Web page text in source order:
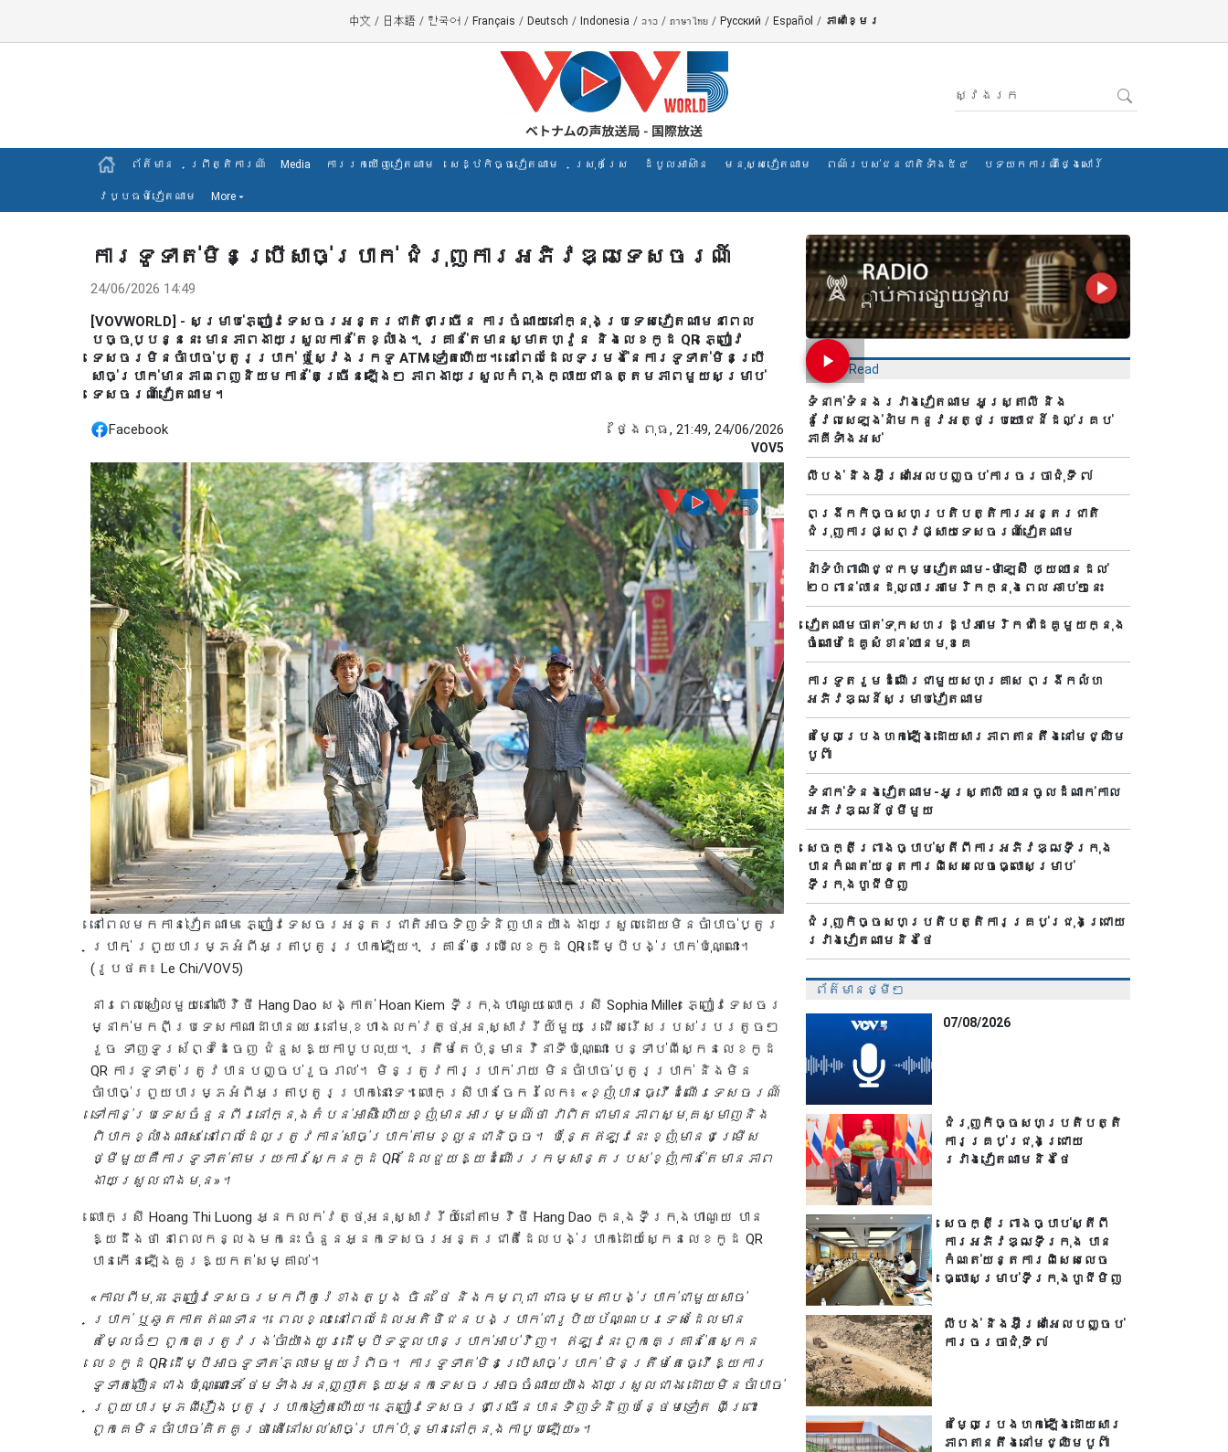
中文 / 日本語 / 한국어 / Français / Deutsch / Indonesia / ລາວ / ภาษาไทย / Русский / Español / ភាសាខ្មែរ
ព័ត៍មាន ព្រឹត្តិការណ៍ Media ការរកឃើញវៀតណាម សេដ្ឋកិច្ចវៀតណាម ស្រុកស្រែ ដំបូលអាស៊ាន មនុស្សវៀតណាម ពណ៌របស់ជនជាតិទាំង៥៤ បទយកការណ៍ថ្ងៃសៅរ៍
វប្បធម៍វៀតណាម More ▾
ការទូទាត់មិនប្រើសាច់ប្រាក់ ជំរុញការអភិវឌ្ឍទេសចរណ៍
24/06/2026 14:49
[VOVWORLD] - សម្រាប់ភ្ញៀវទេសចរអន្តរជាតិជាច្រើន ការចំណាយនៅក្នុងប្រទេសវៀតណាមនាពេល
បច្ចុប្បន្ននេះ មានភាពងាយស្រួលកាន់តែខ្លាំង។ គ្រាន់តែមានស្មាតហ្វូន និងលេខកូដ QR ភ្ញៀវ
ទេសចរមិនចាំបាច់ប្តូរប្រាក់ ឬស្វែងរកទូ ATM ទៀតហើយ។ នៅពេលដែលទម្រង់នៃការទូទាត់មិនប្រើ
សាច់ប្រាក់មានភាពពេញនិយមកាន់តែច្រើនឡើងៗ ភាពងាយស្រួលកំពុងក្លាយជាឧត្តមភាពមួយសម្រាប់
ទេសចរណ៍វៀតណាម។
Facebook ថ្ងៃពុធ, 21:49, 24/06/2026
VOV5
នៅពេលមកកាន់វៀតណាម ភ្ញៀវទេសចរអន្តរជាតិអាចទិញទំនិញបានយ៉ាងងាយស្រួលដោយមិនចាំបាច់ប្តូរ
ប្រាក់ ព្រួយបារម្ភអំពីអត្រាប្តូរប្រាក់ឡើយ។ គ្រាន់តែប្រើលេខកូដ QR ដើម្បីបង់ប្រាក់ប៉ុណ្ណោះ។
(រូបថត៖ Le Chi/VOV5)
នារពេលសៀលមួយនៅលើវិថី Hang Dao សង្កាត់ Hoan Kiem ទីក្រុងហាណូយ លោកស្រី Sophia Miller ភ្ញៀវទេសចរ
ម្នាក់មកពីប្រទេសកាណាដាបានឈរនៅមុខហាងលក់វត្ថុអនុស្សាវរីយ៍មួយ ជ្រើសរើសរបស់របរតូចៗ
រួច ទាញទូរស័ព្ទដៃចេញ ជំនួសឱ្យកាបូបលុយ។ ត្រឹមតែប៉ុន្មានវិនាទីប៉ុណ្ណោះ បន្ទាប់ពីស្កេនលេខកូដ
QR ការទូទាត់ត្រូវបានបញ្ចប់រួចរាល់។ មិនត្រូវការប្រាក់រាយ មិនចាំបាច់ប្តូរប្រាក់ និងមិន
ចាំបាច់ព្រួយបារម្ភអំពីអត្រាប្តូរប្រាក់នោះទេ។លោកស្រីបានចែករំលែក៖ «ខ្ញុំបានធ្វើដំណើរទេសចរណ៍
ទៅកាន់ប្រទេសចំនួនពីរនៅក្នុងតំបន់អាស៊ី ហើយខ្ញុំមានអារម្មណ៍ថា វាពិតជាមានភាពស្មុគស្មាញនិង
ពិបាកខ្លាំងណាស់ នៅពេលដែលត្រូវកាន់សាច់ប្រាក់តាមខ្លួនជានិច្ច។ ប៉ុន្តែឥឡូវនេះ ខ្ញុំមានជម្រើស
ថ្មីមួយគឺការទូទាត់តាមរយៈការស្កែនកូដ QR ដែលជួយឱ្យដំណើររកម្សាន្តរបស់ខ្ញុំកាន់តែមានភាព
ងាយស្រួលជាងមុន»។
លោកស្រី Hoang Thi Luong អ្នកលក់វត្ថុអនុស្សាវរីយ៍នៅតាមវិថី Hang Dao ក្នុងទីក្រុងហាណូយ បាន
ឱ្យដឹងថា នាពេលកន្លងមកនេះ ចំនួនអ្នកទេសចរអន្តរជាតិដែលបង់ប្រាក់ដោយស្កែនលេខកូដ QR
បានកើនឡើងគួរឱ្យកត់សម្គាល់។
«កាលពីមុន ភ្ញៀវទេសចរមកពីកូរ៉េខាងត្បូង ចិន ថៃ និងកម្ពុជា ជាធម្មតាបង់ប្រាក់ជាមួយសាច់
ប្រាក់ ឬឆូតកាតឥណទាន។ ពេលខ្លះ នៅពេលដែលអតិថិជនបងប្រាក់ជារូបិយប័ណ្ណបរទេសដែលមាន
តម្លៃធំៗ ពួកគេត្រូវរង់ចាំយ៉ាងយូរដើម្បីទទួលបានប្រាក់អាប់វិញ។ ឥឡូវនេះ ពួកគេគ្រាន់តែស្កេន
លេខកូដ QR ដើម្បីអាចទូទាត់ភ្លាមមួយរំពិច។ ការទូទាត់មិនប្រើសាច់ប្រាក់ មិនត្រឹមតែធ្វើឱ្យការ
ទូទាត់លឿនជាងប៉ុណ្ណោះទេ ថែមទាំងអនុញ្ញាតឱ្យអ្នកទេសចរអាចចំណាយយ៉ាងងាយស្រួលជាង ដោយមិនចាំបាច់
ព្រួយបារម្ភពីរឿងប្តូរប្រាក់ទៀតហើយ។ ភ្ញៀវទេសចរជាច្រើនបានទិញទំនិញបន្ថែមទៀត ពីព្រោះ
ពួកគេមិនចាំបាច់គិតគូរថា តើនៅសល់សាច់ប្រាក់ប៉ុន្មាននៅក្នុងកាបូបឡើយ»។
Most Read
ទំនាក់ទំនងរវាងវៀតណាម អូស្ត្រាលី និង
នូវែលសេឡង់នាំមកនូវអត្ថប្រយោជន៍ដល់គ្រប់
ភាគីទាំងអស់
លីបង់ និងអ៊ីស្រាអែលបញ្ចប់ការចរចាជុំទី ៧​
ពង្រីកកិច្ចសហប្រតិបត្តិការអន្តរជាតិ
ជំរុញការផ្សព្វផ្សាយទេសចរណ៍វៀតណាម
នាំទំហំពាណិជ្ជកម្មវៀតណាម-ម៉ាឡេស៊ី ឲ្យឈានដល់
២០ពាន់លានដុល្លារអាមេរិកក្នុងពេល ឆាប់ៗនេះ
វៀតណាមចាត់ទុកសហរដ្ឋអាមេរិកជាដៃគូមួយក្នុង
ចំណោមដៃគូសំខាន់ឈានមុខគេ
ការទូតរួមដំណើរជាមួយសហគ្រាស ពង្រីកលំហ
អភិវឌ្ឍន៍សម្រាប់វៀតណាម
តម្លៃប្រេងហក់ឡើងដោយសារភាពតានតឹងនៅមជ្ឈិម
បូព៌ា
ទំនាក់ទំនងវៀតណាម-អូស្ត្រាលី ឈាន​ចូលដំណាក់កាល
អភិវឌ្ឍន៍ថ្មីមួយ
សេចក្តីព្រាងច្បាប់ស្តីពីការអភិវឌ្ឍទីក្រុង
បាន​កំណត់យន្តការពិសេសលេចធ្លោសម្រាប់
ទីក្រុងហូជីមិញ
ជំរុញកិច្ចសហប្រតិបត្តិការគ្រប់ជ្រុងជ្រោយ
រវាងវៀតណាមនិងថៃ
ព័ត៌មានថ្មីៗ
07/08/2026
ជំរុញកិច្ចសហប្រតិបត្តិ
ការគ្រប់ជ្រុងជ្រោយ
រវាងវៀតណាមនិងថៃ
សេចក្តីព្រាងច្បាប់ស្តីពី
ការអភិវឌ្ឍទីក្រុង បាន​
កំណត់យន្តការពិសេសលេច
ធ្លោសម្រាប់ទីក្រុងហូជីមិញ
លីបង់ និងអ៊ីស្រាអែលបញ្ចប់
ការចរចាជុំទី ៧​
តម្លៃប្រេងហក់ឡើងដោយសារ
ភាពតានតឹងនៅមជ្ឈិមបូព៌ា